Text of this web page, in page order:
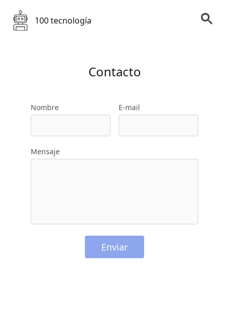
100 tecnología
Contacto
Nombre E-mail
Mensaje
Enviar